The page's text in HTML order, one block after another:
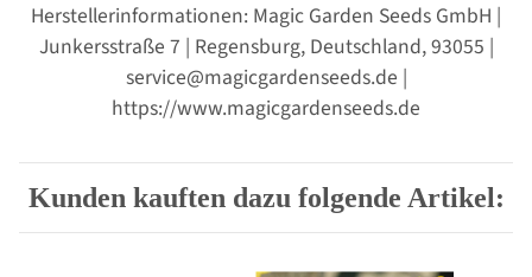
Herstellerinformationen: Magic Garden Seeds GmbH |
Junkersstraße 7 | Regensburg, Deutschland, 93055 |
service@magicgardenseeds.de |
https://www.magicgardenseeds.de
Kunden kauften dazu folgende Artikel: